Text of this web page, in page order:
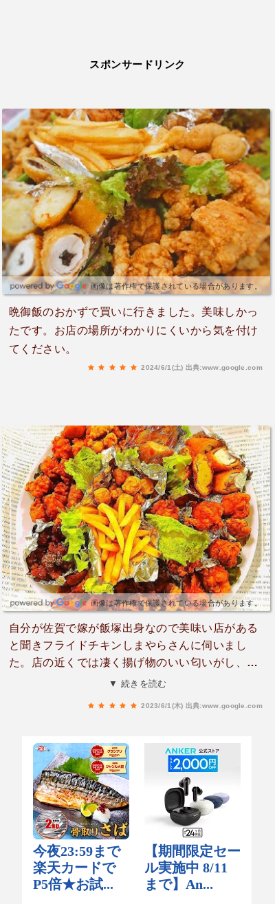
スポンサードリンク
画像は著作権で保護されている場合があります。
晩御飯のおかずで買いに行きました。美味しかっ
たです。お店の場所がわかりにくいから気を付け
てください。
2024/6/1(土) 出典:www.google.com
画像は著作権で保護されている場合があります。
自分が佐賀で嫁が飯塚出身なので美味い店がある
と聞きフライドチキンしまやらさんに伺いまし
た。店の近くでは凄く揚げ物のいい匂いがし、ラ
インナップも種類があり、迷いつつ骨付きチキン
飯塚に来る際は買いに行きます。
▼ 続きを読む
2023/6/1(木) 出典:www.google.com